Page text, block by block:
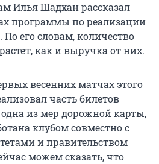
Илья Шадхан рассказал
программы по реализации
его словам, количество
как и выручка от них.
весенних матчах этого
часть билетов
из мер дорожной карты,
клубом совместно с
и правительством
можем сказать, что